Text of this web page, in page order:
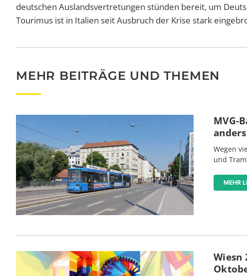
deutschen Auslandsvertretungen stünden bereit, um
Tourimus ist in Italien seit Ausbruch der Krise stark
MEHR BEITRÄGE UND THEMEN
MVG-
anders
Wegen
und
MEHR
Wiesn